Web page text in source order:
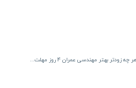
بهتر مهندسی عمران 4 روز مهلت...